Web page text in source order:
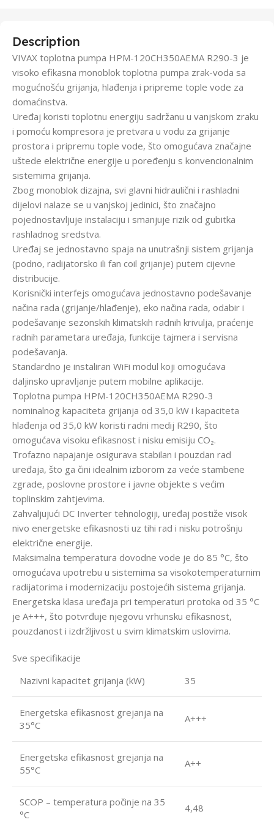
Description
VIVAX toplotna pumpa HPM-120CH350AEMA R290-3 je
visoko efikasna monoblok toplotna pumpa zrak-voda sa
mogućnošću grijanja, hlađenja i pripreme tople vode za
domaćinstva.
Uređaj koristi toplotnu energiju sadržanu u vanjskom zraku
i pomoću kompresora je pretvara u vodu za grijanje
prostora i pripremu tople vode, što omogućava značajne
uštede električne energije u poređenju s konvencionalnim
sistemima grijanja.
Zbog monoblok dizajna, svi glavni hidraulični i rashladni
dijelovi nalaze se u vanjskoj jedinici, što značajno
pojednostavljuje instalaciju i smanjuje rizik od gubitka
rashladnog sredstva.
Uređaj se jednostavno spaja na unutrašnji sistem grijanja
(podno, radijatorsko ili fan coil grijanje) putem cijevne
distribucije.
Korisnički interfejs omogućava jednostavno podešavanje
načina rada (grijanje/hlađenje), eko načina rada, odabir i
podešavanje sezonskih klimatskih radnih krivulja, praćenje
radnih parametara uređaja, funkcije tajmera i servisna
podešavanja.
Standardno je instaliran WiFi modul koji omogućava
daljinsko upravljanje putem mobilne aplikacije.
Toplotna pumpa HPM-120CH350AEMA R290-3
nominalnog kapaciteta grijanja od 35,0 kW i kapaciteta
hlađenja od 35,0 kW koristi radni medij R290, što
omogućava visoku efikasnost i nisku emisiju CO₂.
Trofazno napajanje osigurava stabilan i pouzdan rad
uređaja, što ga čini idealnim izborom za veće stambene
zgrade, poslovne prostore i javne objekte s većim
toplinskim zahtjevima.
Zahvaljujući DC Inverter tehnologiji, uređaj postiže visok
nivo energetske efikasnosti uz tihi rad i nisku potrošnju
električne energije.
Maksimalna temperatura dovodne vode je do 85 °C, što
omogućava upotrebu u sistemima sa visokotemperaturnim
radijatorima i modernizaciju postojećih sistema grijanja.
Energetska klasa uređaja pri temperaturi protoka od 35 °C
je A+++, što potvrđuje njegovu vrhunsku efikasnost,
pouzdanost i izdržljivost u svim klimatskim uslovima.
Sve specifikacije
Nazivni kapacitet grijanja (kW)
35
Energetska efikasnost grejanja na
35°C
A+++
Energetska efikasnost grejanja na
55°C
A++
SCOP – temperatura počinje na 35
°C
4,48